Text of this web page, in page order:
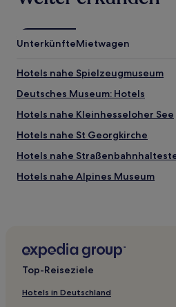
UnterkünfteMietwagen
Hotels nahe Spielzeugmuseum
Deutsches Museum: Hotels
Hotels nahe Kleinhesseloher See
Hotels nahe St Georgkirche
Hotels nahe
Hotels nahe Alpines Museum
Hotels nahe Siegestor
Hotels nahe
Ramersdorf: Hotels
Top-Reiseziele
Hotels in Deutschland